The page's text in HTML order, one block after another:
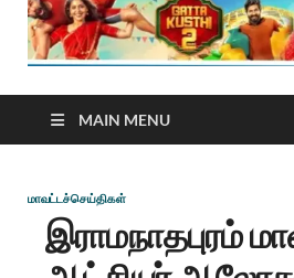
MAIN MENU
மாவட்டச்செய்திகள்
இராமநாதபுரம்